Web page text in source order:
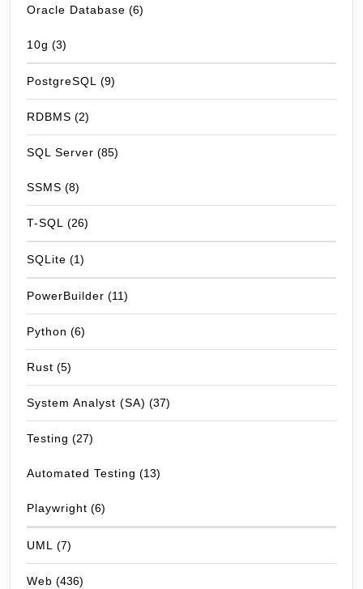
Oracle Database (6)
10g (3)
PostgreSQL (9)
RDBMS (2)
SQL Server (85)
SSMS (8)
T-SQL (26)
SQLite (1)
PowerBuilder (11)
Python (6)
Rust (5)
System Analyst (SA) (37)
Testing (27)
Automated Testing (13)
Playwright (6)
UML (7)
Web (436)